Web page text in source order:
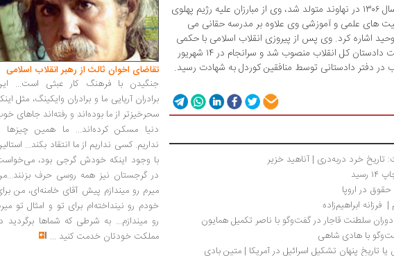
آیت‌الله علی قدوسی در سال ۱۳۰۶ در نهاوند متولد شد، وی از مبارزان علیه رژیم پهلوی
های علمی و آموزشی وی علاوه بر مدرسه حقانی می
اشاره کرد. وی پس از پیروزی انقلاب اسلامی با حکمی
از سوی امام راحل به سمت دادستان کل انقلاب منصوب شد و سرانجام در ۱۴ شهریور
تاریخ خرد دربه‌دری | آناهید خزیر
در اروپا
ابراهیم‌زاده
سلطنت قاجار در گفت‌وگو با ناصر تکمیل همایون
با هادی شاهی
تاریخ پنهان تشکیل اسرائیل در آمریکا | متین بادی
تقاضای اخوان ثالث از رهبر انقلاب اسلامی
جنگیدن با فرهنگ کار عبثی است...
برادران آریایی ما و برادران وایکینگ، مثل
سحرخیزتر از ما بوده‌اند و رفته‌اند جاهای
دنیا مسکن کرده‌اند... ما همین چیزها
نداریم. کسی نداریم از ما انتقاد بکند...
با وجود اینکه خودش گرجی بود،
در گرجستان نیز همه روسی حرف
میرم رو میندازم پیش آقای خامنه‌ای، من
خودم رو نینداخته‌ام برای تو و امثال تو
رو میندازم... به شرطی که شماها برگردید
مملکت خودتان خدمت کنید ...